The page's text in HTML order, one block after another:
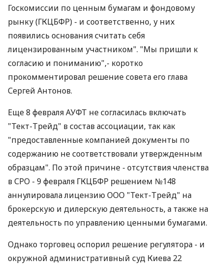
Госкомиссии по ценным бумагам и фондовому
рынку (ГКЦБФР) - и соответственно, у них
появились основания считать себя
лицензированным участником". "Мы пришли к
согласию и пониманию",- коротко
прокомментировал решение совета его глава
Сергей Антонов.
Еще 8 февраля АУФТ не согласилась включать
"Тект-Трейд" в состав ассоциации, так как
"предоставленные компанией документы по
содержанию не соответствовали утвержденным
образцам". По этой причине - отсутствия членства
в СРО - 9 февраля ГКЦБФР решением №148
аннулировала лицензию ООО "Тект-Трейд" на
брокерскую и дилерскую деятельность, а также на
деятельность по управлению ценными бумагами.
Однако торговец оспорил решение регулятора - и
окружной административный суд Киева 22